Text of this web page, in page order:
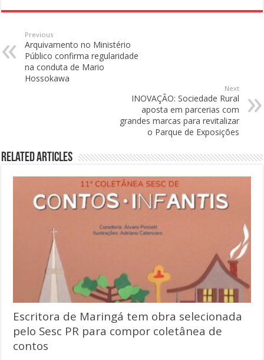
Previous
Arquivamento no Ministério
Público confirma regularidade
na conduta de Mario
Hossokawa
Next
INOVAÇÃO: Sociedade Rural
aposta em parcerias com
grandes marcas para revitalizar
o Parque de Exposições
Related Articles
Escritora de Maringá tem obra selecionada
pelo Sesc PR para compor coletânea de
contos